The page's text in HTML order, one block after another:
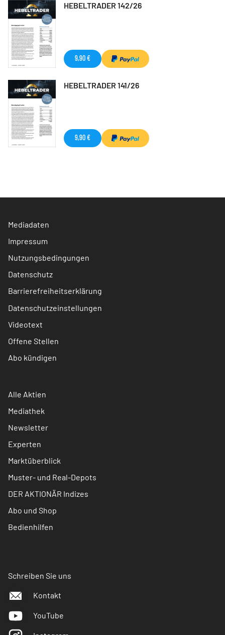
HEBELTRADER 142/26
9,90 €
HEBELTRADER 141/26
9,90 €
Mediadaten
Impressum
Nutzungsbedingungen
Datenschutz
Barrierefreiheitserklärung
Datenschutzeinstellungen
Videotext
Offene Stellen
Abo kündigen
Alle Aktien
Mediathek
Newsletter
Experten
Marktüberblick
Muster- und Real-Depots
DER AKTIONÄR Indizes
Abo und Shop
Bedienhilfen
Schreiben Sie uns
Kontakt
YouTube